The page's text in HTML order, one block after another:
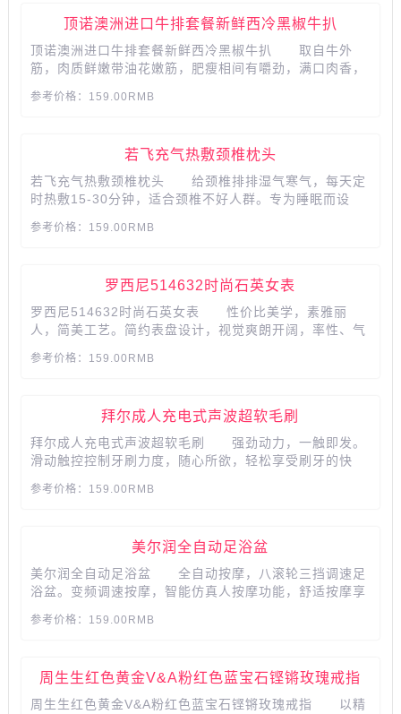
顶诺澳洲进口牛排套餐新鲜西冷黑椒牛扒
顶诺澳洲进口牛排套餐新鲜西冷黑椒牛扒 取自牛外
筋，肉质鲜嫩带油花嫩筋，肥瘦相间有嚼劲，满口肉香，
软。...
参考价格：159.00RMB
若飞充气热敷颈椎枕头
若飞充气热敷颈椎枕头 给颈椎排排湿气寒气，每天定
时热敷15-30分钟，适合颈椎不好人群。专为睡眠而设
还可以充气，保护颈椎的同时促进睡眠，送礼自用均
参考价格：159.00RMB
​​​​​​​罗西尼514632时尚石英女表
罗西尼514632时尚石英女表 性价比美学，素雅丽
人，简美工艺。简约表盘设计，视觉爽朗开阔，率性、气
西尼型号:514632 手表种类:女 风格:休闲 表
参考价格：159.00RMB
拜尔成人充电式声波超软毛刷
拜尔成人充电式声波超软毛刷 强劲动力，一触即发。
滑动触控控制牙刷力度，随心所欲，轻松享受刷牙的快
参考价格：159.00RMB
美尔润全自动足浴盆
美尔润全自动足浴盆 全自动按摩，八滚轮三挡调速足
浴盆。变频调速按摩，智能仿真人按摩功能，舒适按摩享
数码显示、下排水等便捷功能。...
参考价格：159.00RMB
周生生红色黄金V&A粉红色蓝宝石铿锵玫瑰戒指
周生生红色黄金V&A粉红色蓝宝石铿锵玫瑰戒指 以精